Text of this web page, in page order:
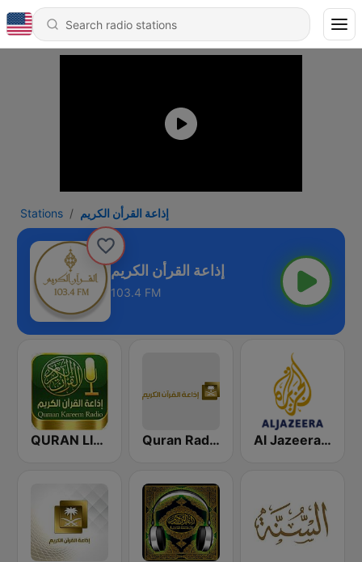
Stations إذاعة القرأن الكريم
إذاعة القرأن الكريم
103.4 FM
QURAN LIVE RADIO Quran Radio اذاعة القرآن الكريم - الرياض Al Jazeera Arabic (قناة الجزيرة)